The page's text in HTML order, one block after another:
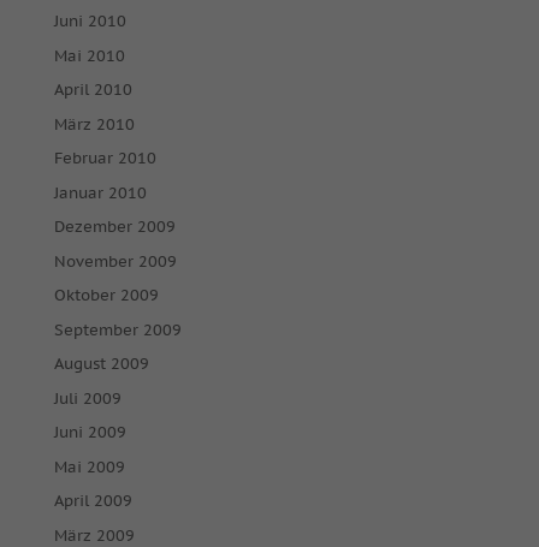
Juni 2010
Mai 2010
April 2010
März 2010
Februar 2010
Januar 2010
Dezember 2009
November 2009
Oktober 2009
September 2009
August 2009
Juli 2009
Juni 2009
Mai 2009
April 2009
März 2009